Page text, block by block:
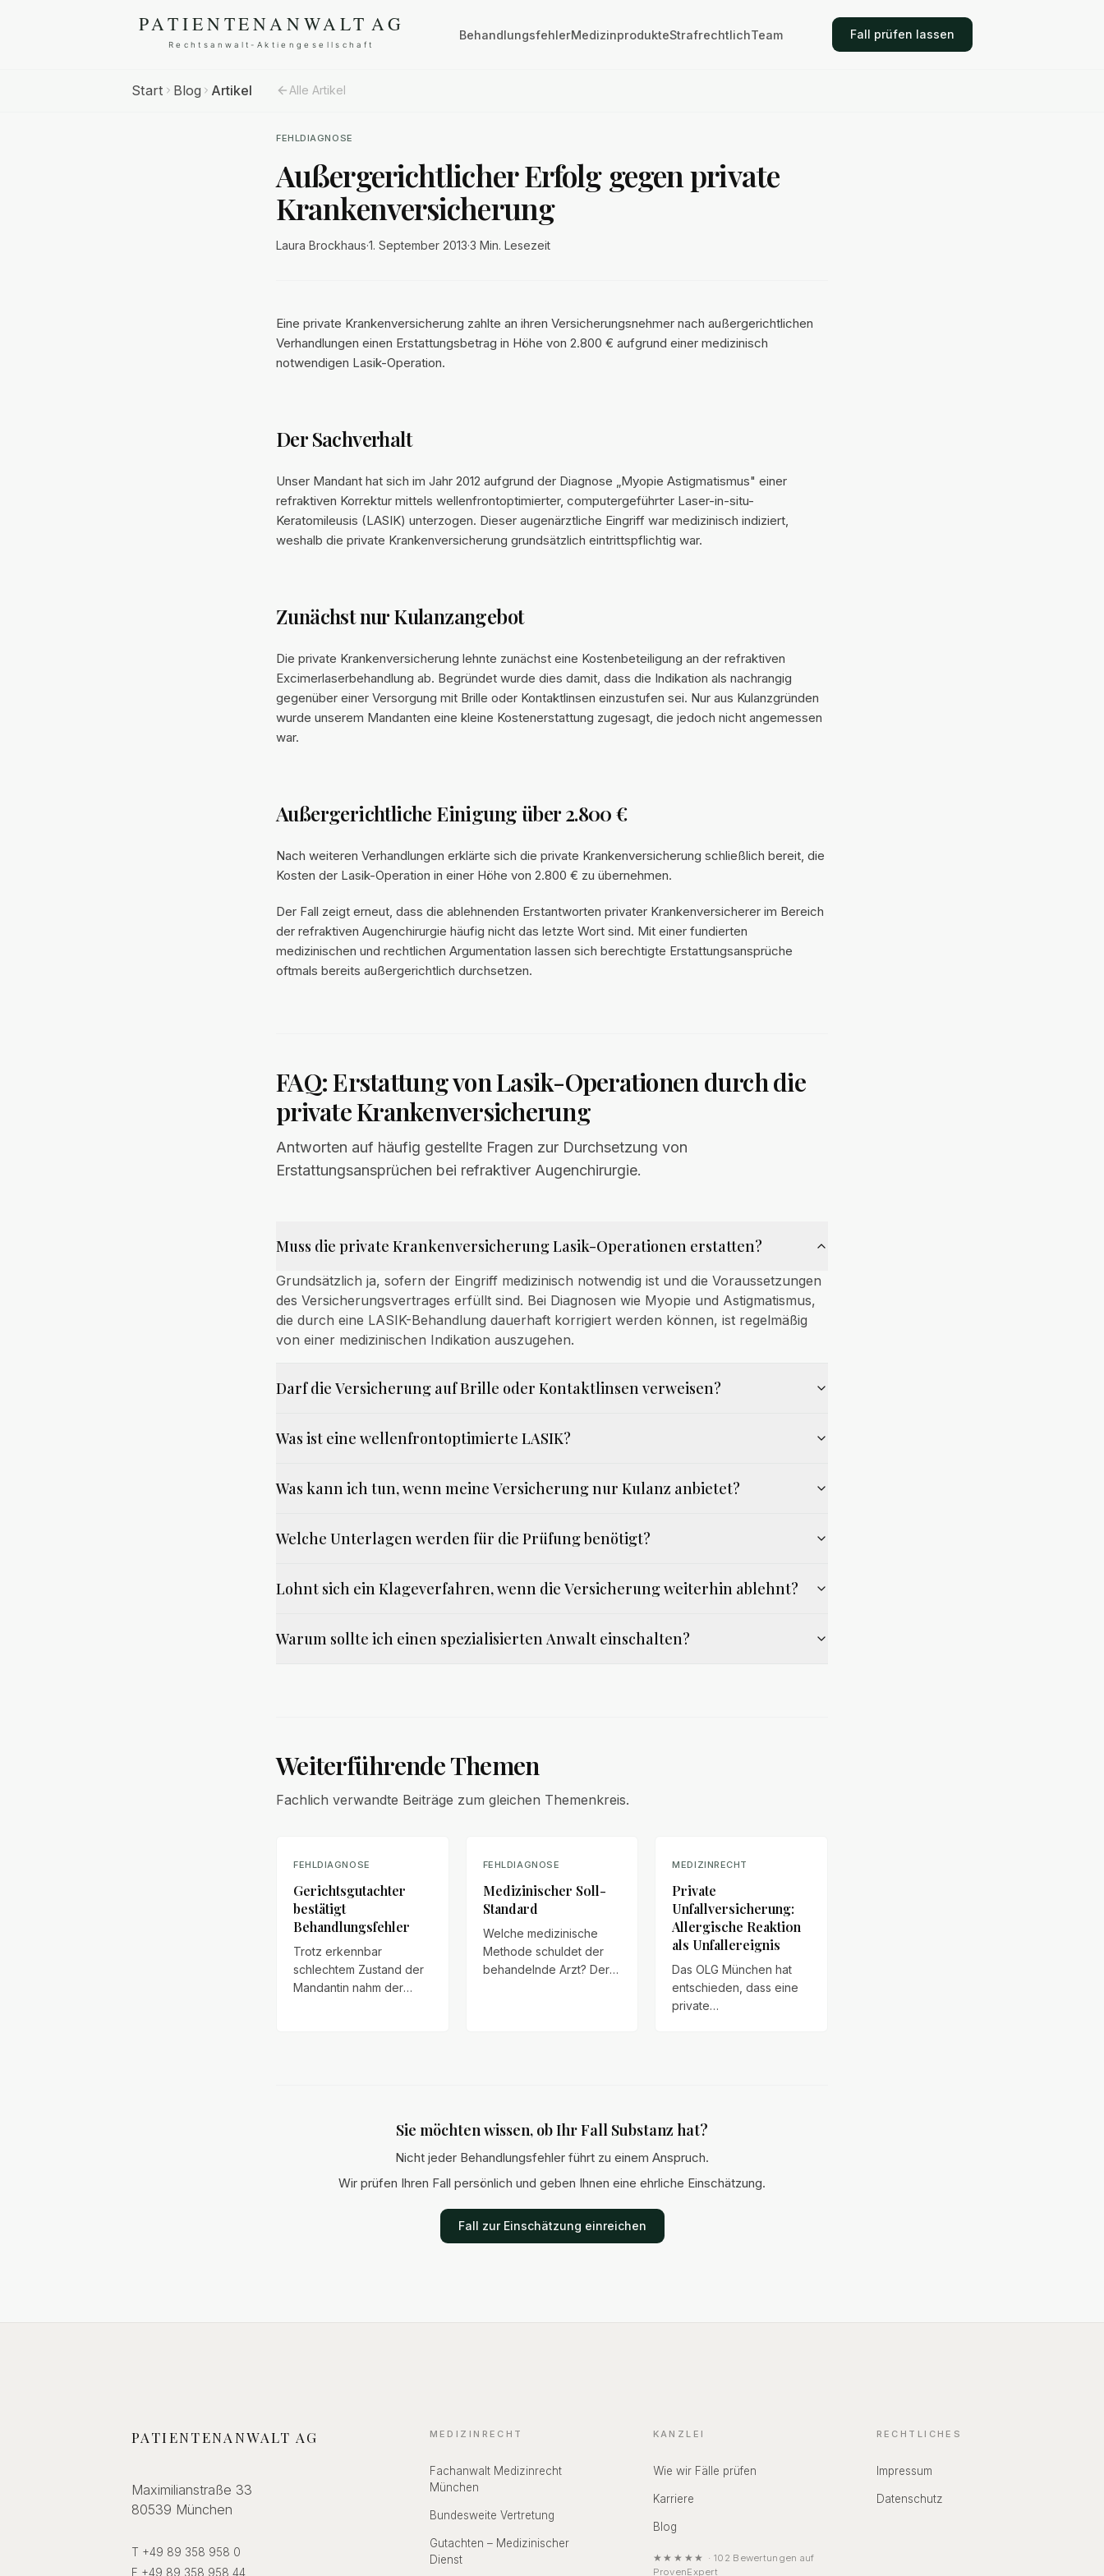
BehandlungsfehlerMedizinprodukteStrafrechtlichTeam Fall prüfen lassen
Start Blog Artikel Alle Artikel
FEHLDIAGNOSE
Außergerichtlicher Erfolg gegen private
Krankenversicherung
Laura Brockhaus·1. September 2013·3 Min. Lesezeit
Eine private Krankenversicherung zahlte an ihren Versicherungsnehmer nach außergerichtlichen
Verhandlungen einen Erstattungsbetrag in Höhe von 2.800 € aufgrund einer medizinisch
notwendigen Lasik-Operation.
Der Sachverhalt
Unser Mandant hat sich im Jahr 2012 aufgrund der Diagnose „Myopie Astigmatismus" einer
refraktiven Korrektur mittels wellenfrontoptimierter, computergeführter Laser-in-situ-
Keratomileusis (LASIK) unterzogen. Dieser augenärztliche Eingriff war medizinisch indiziert,
weshalb die private Krankenversicherung grundsätzlich eintrittspflichtig war.
Zunächst nur Kulanzangebot
Die private Krankenversicherung lehnte zunächst eine Kostenbeteiligung an der refraktiven
Excimerlaserbehandlung ab. Begründet wurde dies damit, dass die Indikation als nachrangig
gegenüber einer Versorgung mit Brille oder Kontaktlinsen einzustufen sei. Nur aus Kulanzgründen
wurde unserem Mandanten eine kleine Kostenerstattung zugesagt, die jedoch nicht angemessen
war.
Außergerichtliche Einigung über 2.800 €
Nach weiteren Verhandlungen erklärte sich die private Krankenversicherung schließlich bereit, die
Kosten der Lasik-Operation in einer Höhe von 2.800 € zu übernehmen.
Der Fall zeigt erneut, dass die ablehnenden Erstantworten privater Krankenversicherer im Bereich
der refraktiven Augenchirurgie häufig nicht das letzte Wort sind. Mit einer fundierten
medizinischen und rechtlichen Argumentation lassen sich berechtigte Erstattungsansprüche
oftmals bereits außergerichtlich durchsetzen.
FAQ: Erstattung von Lasik-Operationen durch die
private Krankenversicherung
Antworten auf häufig gestellte Fragen zur Durchsetzung von
Erstattungsansprüchen bei refraktiver Augenchirurgie.
Muss die private Krankenversicherung Lasik-Operationen erstatten?
Grundsätzlich ja, sofern der Eingriff medizinisch notwendig ist und die Voraussetzungen
des Versicherungsvertrages erfüllt sind. Bei Diagnosen wie Myopie und Astigmatismus,
die durch eine LASIK-Behandlung dauerhaft korrigiert werden können, ist regelmäßig
von einer medizinischen Indikation auszugehen.
Darf die Versicherung auf Brille oder Kontaktlinsen verweisen?
Was ist eine wellenfrontoptimierte LASIK?
Was kann ich tun, wenn meine Versicherung nur Kulanz anbietet?
Welche Unterlagen werden für die Prüfung benötigt?
Lohnt sich ein Klageverfahren, wenn die Versicherung weiterhin ablehnt?
Warum sollte ich einen spezialisierten Anwalt einschalten?
Weiterführende Themen
Fachlich verwandte Beiträge zum gleichen Themenkreis.
FEHLDIAGNOSE
Gerichtsgutachter
bestätigt
Behandlungsfehler
Trotz erkennbar
schlechtem Zustand der
Mandantin nahm der
kontraindiziert bewertet.
FEHLDIAGNOSE
Medizinischer Soll-
Standard
Welche medizinische
Methode schuldet der
behandelnde Arzt? Der
MEDIZINRECHT
Private
Unfallversicherung:
Allergische Reaktion
als Unfallereignis
Das OLG München hat
entschieden, dass eine
private
Unfallbegriff des § 178
Abs. 2 VVG und die
Frage der
Krankheitsmitwirkung.
Sie möchten wissen, ob Ihr Fall Substanz hat?
Nicht jeder Behandlungsfehler führt zu einem Anspruch.
Wir prüfen Ihren Fall persönlich und geben Ihnen eine ehrliche Einschätzung.
Fall zur Einschätzung einreichen
PATIENTENANWALT AG
Maximilianstraße 33
80539 München
T +49 89 358 958 0
F +49 89 358 958 44
MEDIZINRECHT
Fachanwalt Medizinrecht
München
Bundesweite Vertretung
Gutachten – Medizinischer
Dienst
KANZLEI
Wie wir Fälle prüfen
Karriere
Blog
★★★★★ · 102 Bewertungen auf
ProvenExpert
RECHTLICHES
Impressum
Datenschutz